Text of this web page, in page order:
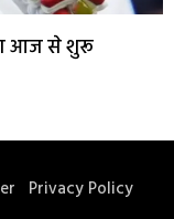
आज से शुरू
Privacy Policy